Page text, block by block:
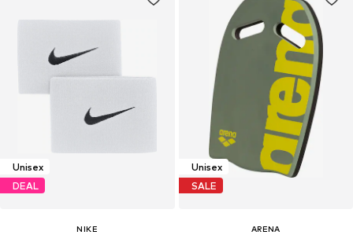
Unisex
DEAL
NIKE
Unisex
SALE
ARENA